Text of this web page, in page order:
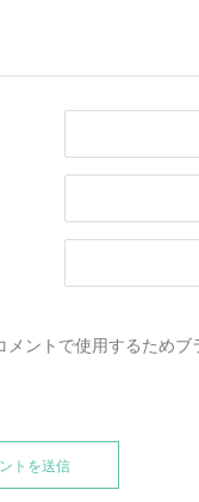
メントで使用するためブ